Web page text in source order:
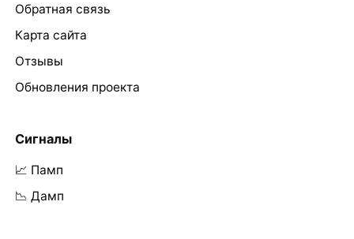
Обратная связь
Карта сайта
Отзывы
Обновления проекта
Сигналы
📈 Памп
📉 Дамп